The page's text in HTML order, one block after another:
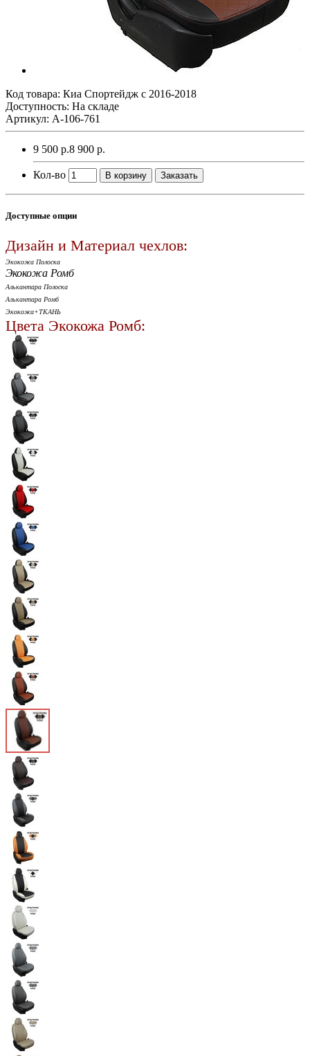
Код товара: Киа Спортейдж с 2016-2018
Доступность: На складе
Артикул: A-106-761
9 500 р.8 900 р.
Кол-во В корзину Заказать
Доступные опции
Дизайн и Материал чехлов:
Экокожа Полоска
Экокожа Ромб
Алькантара Полоска
Алькантара Ромб
Экокожа+ТКАНЬ
Цвета Экокожа Ромб: